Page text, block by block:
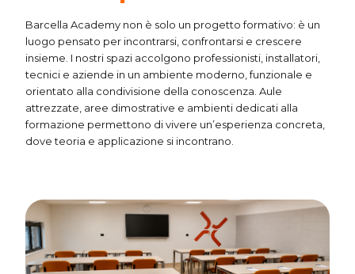
Barcella Academy non è solo un progetto formativo: è un
luogo pensato per incontrarsi, confrontarsi e crescere
insieme. I nostri spazi accolgono professionisti, installatori,
tecnici e aziende in un ambiente moderno, funzionale e
orientato alla condivisione della conoscenza. Aule
attrezzate, aree dimostrative e ambienti dedicati alla
formazione permettono di vivere un’esperienza concreta,
dove teoria e applicazione si incontrano.